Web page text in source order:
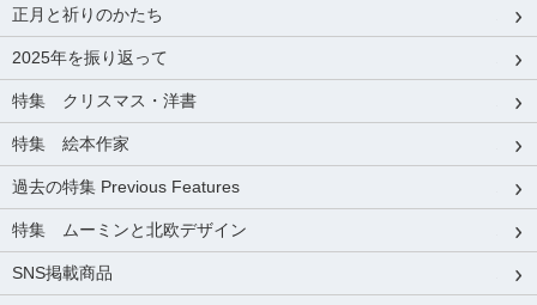
正月と祈りのかたち
2025年を振り返って
特集 クリスマス・洋書
特集 絵本作家
過去の特集 Previous Features
特集 ムーミンと北欧デザイン
SNS掲載商品